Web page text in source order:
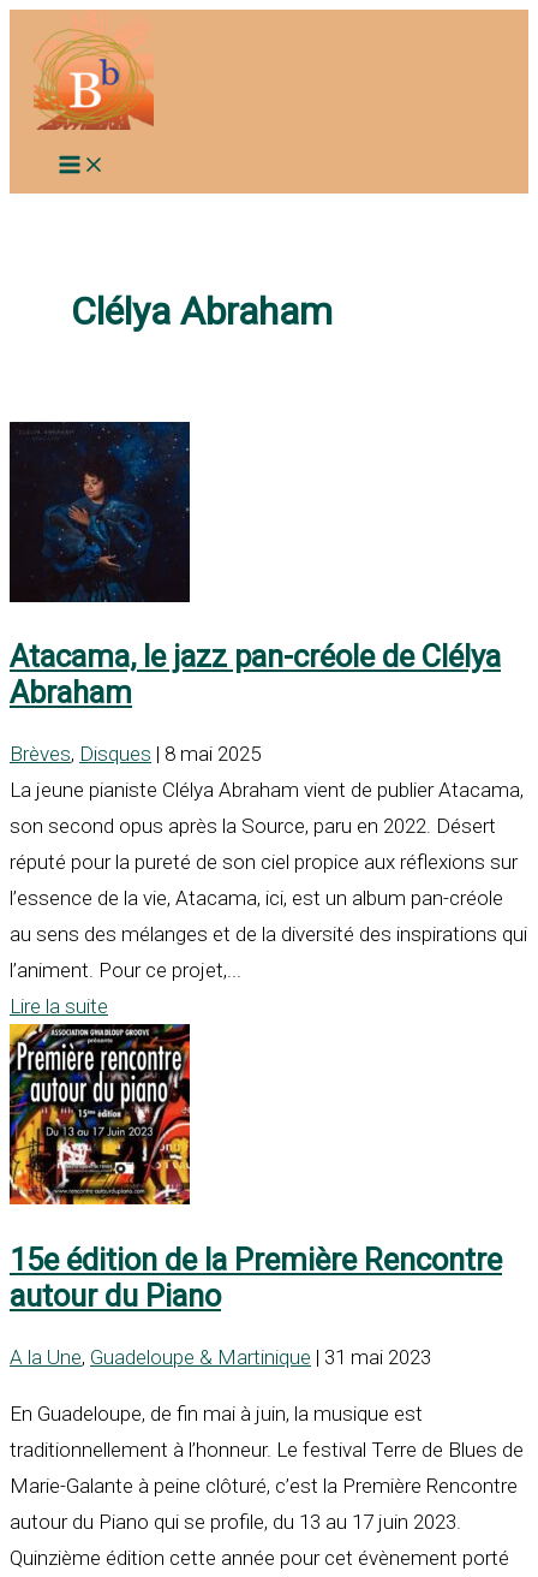
contenu
Clélya Abraham
Atacama, le jazz pan-créole de Clélya
Abraham
Brèves, Disques | 8 mai 2025
La jeune pianiste Clélya Abraham vient de publier Atacama,
son second opus après la Source, paru en 2022. Désert
réputé pour la pureté de son ciel propice aux réflexions sur
l’essence de la vie, Atacama, ici, est un album pan-créole
au sens des mélanges et de la diversité des inspirations qui
l’animent. Pour ce projet,...
Lire la suite
15e édition de la Première Rencontre
autour du Piano
A la Une, Guadeloupe & Martinique | 31 mai 2023
En Guadeloupe, de fin mai à juin, la musique est
traditionnellement à l’honneur. Le festival Terre de Blues de
Marie-Galante à peine clôturé, c’est la Première Rencontre
autour du Piano qui se profile, du 13 au 17 juin 2023.
Quinzième édition cette année pour cet évènement porté